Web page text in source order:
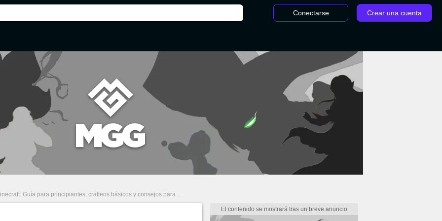
Conectarse Crear una cuenta
Guía para principiantes, crafteos básicos y consejos para sobrevivir